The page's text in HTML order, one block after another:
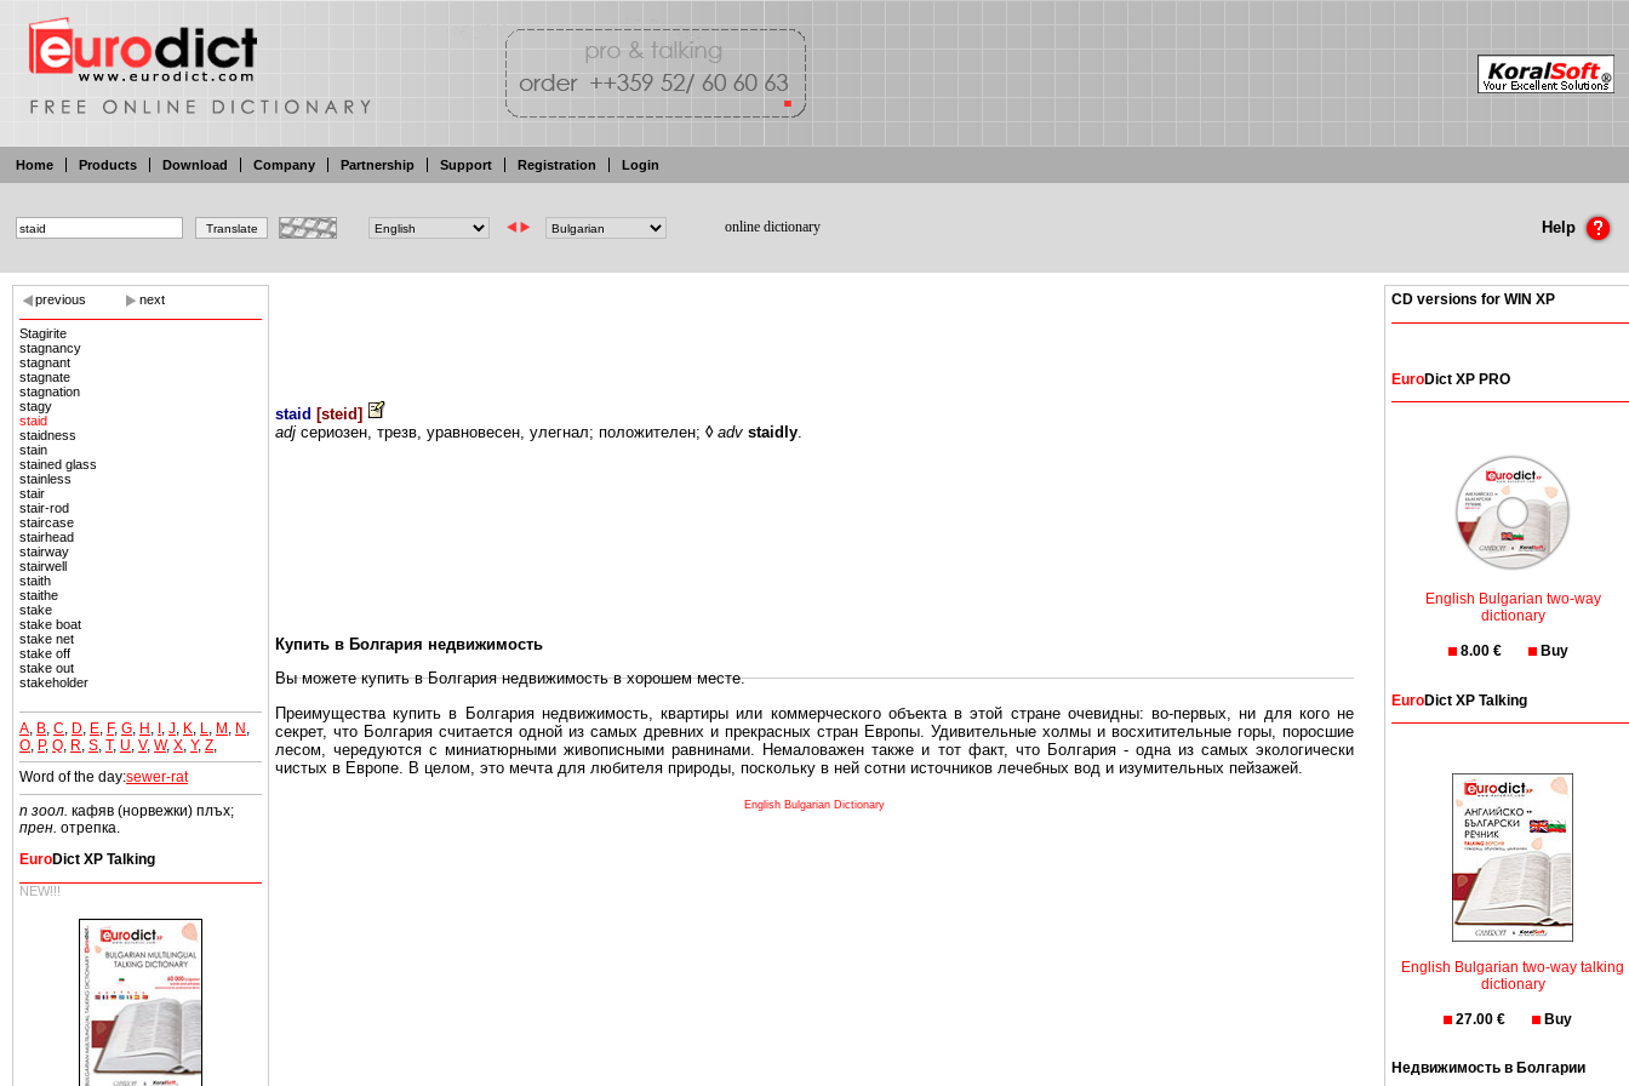
Home Products Download Company Partnership Support Registration Login
online dictionary Help
previous next
Stagirite
stagnancy
stagnant
stagnate
stagnation
stagy
staid
staidness
stain
stained glass
stainless
stair
stair-rod
staircase
stairhead
stairway
stairwell
staith
staithe
stake
stake boat
stake net
stake off
stake out
stakeholder
A B C D E F, G H I J K L M N
O P, Q R S T, U V, W, X Y, Z
Word of the day:sewer-rat
n зоол. кафяв (норвежки) плъх;
прен. отрепка.
EuroDict XP Talking
NEW!!!
staid [steid]
adj сериозен, трезв, уравновесен, улегнал; положителен; ◊ adv staidly.
Купить в Болгария недвижимость
Вы можете купить в Болгария недвижимость в хорошем месте.
Преимущества купить в Болгария недвижимость, квартиры или коммерческого объекта в этой стране очевидны: во-первых, ни для кого не
секрет, что Болгария считается одной из самых древних и прекрасных стран Европы. Удивительные холмы и восхитительные горы, поросшие
лесом, чередуются с миниатюрными живописными равнинами. Немаловажен также и тот факт, что Болгария - одна из самых экологически
чистых в Европе. В целом, это мечта для любителя природы, поскольку в ней сотни источников лечебных вод и изумительных пейзажей.
Еще одно существенное преимущество в плане купить в Болгария недвижимость заключено в том, что Болгария безопасная страна - в ней
English Bulgarian Dictionary
CD versions for WIN XP
EuroDict XP PRO
English Bulgarian two-way
dictionary
8.00 € Buy
EuroDict XP Talking
English Bulgarian two-way talking
dictionary
27.00 € Buy
Недвижимость в Болгарии